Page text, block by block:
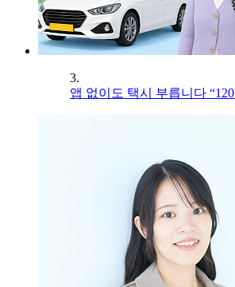
3.
앱 없이도 택시 부릅니다